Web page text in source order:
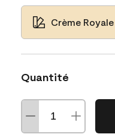
Crème
Quantité